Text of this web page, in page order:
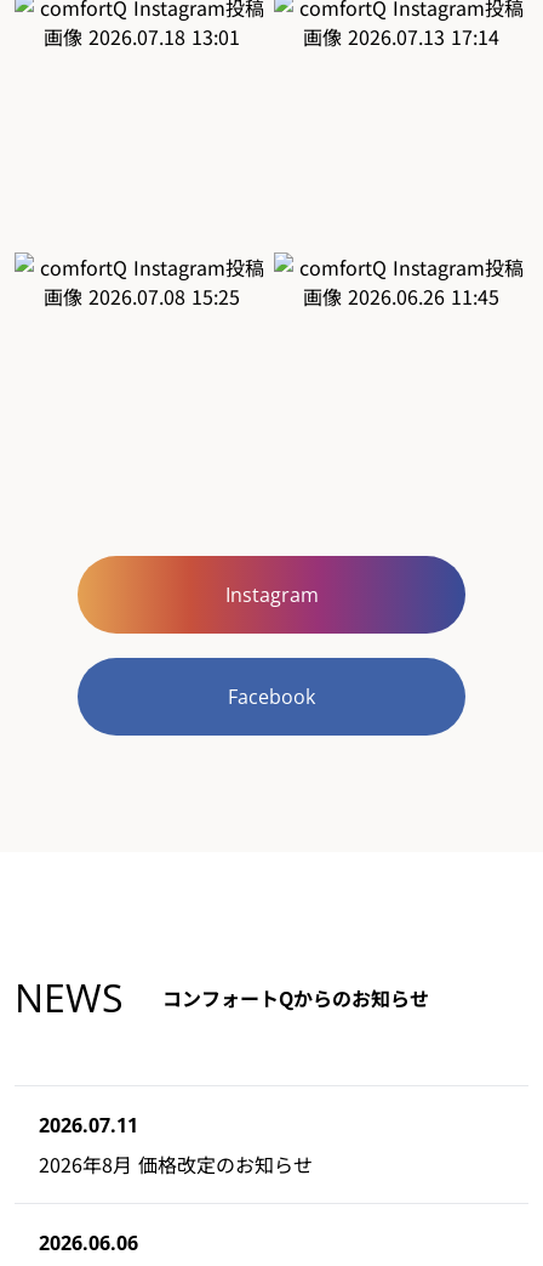
Instagram
Facebook
NEWS コンフォートQからのお知らせ
2026.07.11
2026年8月 価格改定のお知らせ
2026.06.06